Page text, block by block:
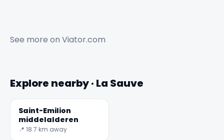
See more on Viator.com
Explore nearby · La Sauve
Saint-Emilion
middelalderen
📍 18.7 km away